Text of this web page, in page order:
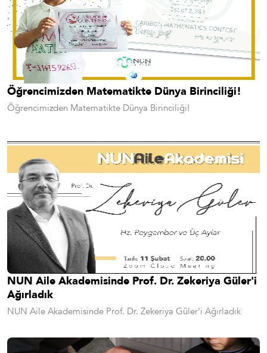
Öğrencimizden Matematikte Dünya Birinciliği!
Öğrencimizden Matematikte Dünya Birinciliği!
NUN Aile Akademisinde Prof. Dr. Zekeriya Güler'i
Ağırladık
NUN Aile Akademisinde Prof. Dr. Zekeriya Güler'i Ağırladık